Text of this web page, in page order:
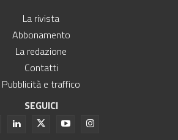
La rivista
Abbonamento
La redazione
Contatti
Pubblicità e traffico
SEGUICI